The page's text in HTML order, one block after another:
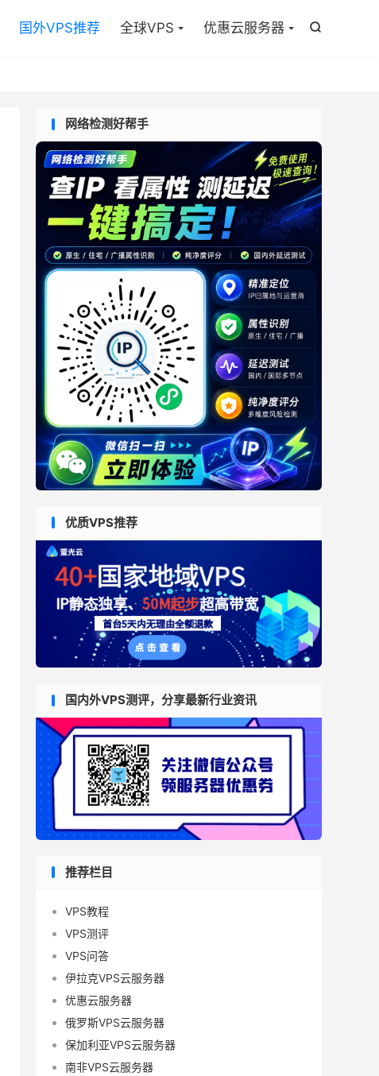

国外VPS推荐 全球VPS 优惠云服务器
网络检测好帮手
优质VPS推荐
国内外VPS测评，分享最新行业资讯
推荐栏目
VPS教程
VPS测评
VPS问答
伊拉克VPS云服务器
优惠云服务器
俄罗斯VPS云服务器
保加利亚VPS云服务器
南非VPS云服务器